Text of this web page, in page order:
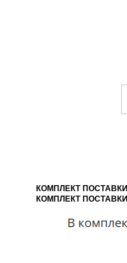
КОМПЛЕКТ ПОСТАВКИ
КОМПЛЕКТ ПОСТАВКИ